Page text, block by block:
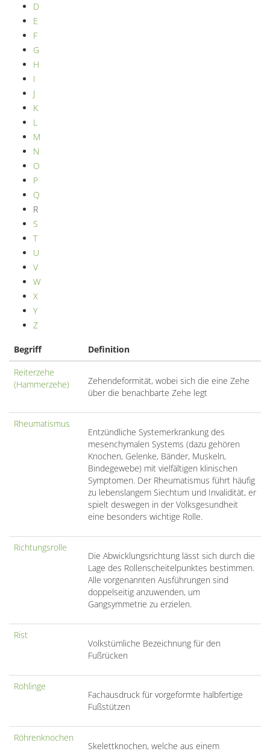
D
E
F
G
H
I
J
K
L
M
N
O
P
Q
R
S
T
U
V
W
X
Y
Z
Begriff
Definition
Reiterzehe
(Hammerzehe)
Zehendeformität, wobei sich die eine Zehe
über die benachbarte Zehe legt
Rheumatismus
Entzündliche Systemerkrankung des
mesenchymalen Systems (dazu gehören
Knochen, Gelenke, Bänder, Muskeln,
Bindegewebe) mit vielfältigen klinischen
Symptomen. Der Rheumatismus führt häufig
zu lebenslangem Siechtum und Invalidität, er
spielt deswegen in der Volksgesundheit
eine besonders wichtige Rolle.
Richtungsrolle
Die Abwicklungsrichtung lässt sich durch die
Lage des Rollenscheitelpunktes bestimmen.
Alle vorgenannten Ausführungen sind
doppelseitig anzuwenden, um
Gangsymmetrie zu erzielen.
Rist
Volkstümliche Bezeichnung für den
Fußrücken
Rohlinge
Fachausdruck für vorgeformte halbfertige
Fußstützen
Röhrenknochen
Skelettknochen, welche aus einem